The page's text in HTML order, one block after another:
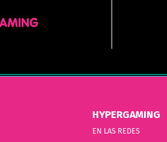
HYPERGAMING
EN LAS REDES